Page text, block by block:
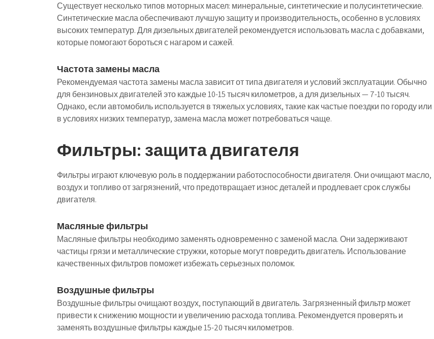
Существует несколько типов моторных масел: минеральные, синтетические и полусинтетические.
Синтетические масла обеспечивают лучшую защиту и производительность, особенно в условиях
высоких температур. Для дизельных двигателей рекомендуется использовать масла с добавками,
которые помогают бороться с нагаром и сажей.
Частота замены масла
Рекомендуемая частота замены масла зависит от типа двигателя и условий эксплуатации. Обычно
для бензиновых двигателей это каждые 10-15 тысяч километров, а для дизельных — 7-10 тысяч.
Однако, если автомобиль используется в тяжелых условиях, такие как частые поездки по городу или
в условиях низких температур, замена масла может потребоваться чаще.
Фильтры: защита двигателя
Фильтры играют ключевую роль в поддержании работоспособности двигателя. Они очищают масло,
воздух и топливо от загрязнений, что предотвращает износ деталей и продлевает срок службы
двигателя.
Масляные фильтры
Масляные фильтры необходимо заменять одновременно с заменой масла. Они задерживают
частицы грязи и металлические стружки, которые могут повредить двигатель. Использование
качественных фильтров поможет избежать серьезных поломок.
Воздушные фильтры
Воздушные фильтры очищают воздух, поступающий в двигатель. Загрязненный фильтр может
привести к снижению мощности и увеличению расхода топлива. Рекомендуется проверять и
заменять воздушные фильтры каждые 15-20 тысяч километров.